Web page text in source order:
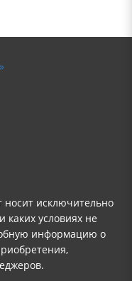
исключительно
условиях не
информацию о